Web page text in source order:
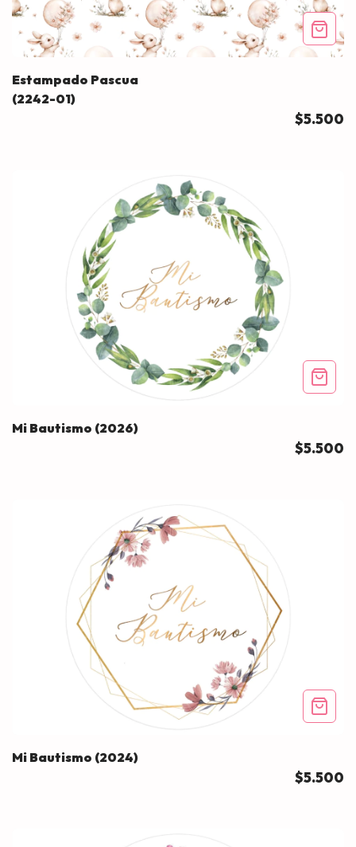
Estampado Pascua
(2242-01)
$5.500
Mi Bautismo (2026)
$5.500
Mi Bautismo (2024)
$5.500